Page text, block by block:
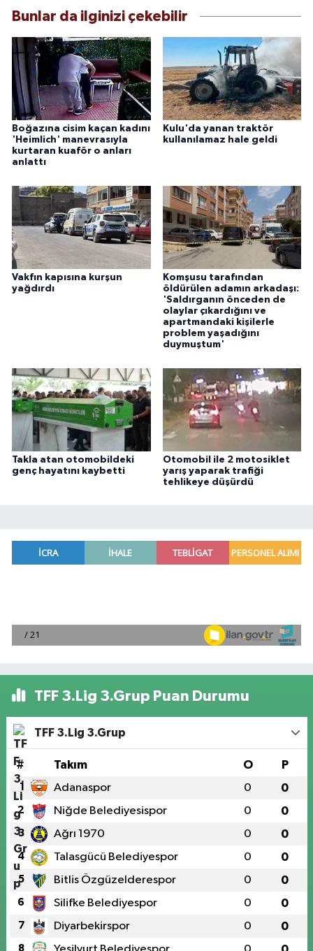
Bunlar da ilginizi çekebilir
Boğazına cisim kaçan kadını
'Heimlich' manevrasıyla
kurtaran kuaför o anları
anlattı
Kulu'da yanan traktör
kullanılamaz hale geldi
Vakfın kapısına kurşun
yağdırdı
Komşusu tarafından
öldürülen adamın arkadaşı:
'Saldırganın önceden de
olaylar çıkardığını ve
apartmandaki kişilerle
problem yaşadığını
duymuştum'
Takla atan otomobildeki
genç hayatını kaybetti
Otomobil ile 2 motosiklet
yarış yaparak trafiği
tehlikeye düşürdü
TFF 3.Lig 3.Grup Puan Durumu
TFF 3.Lig 3.Grup
# Takım O P
1 Adanaspor 0 0
2 Niğde Belediyesispor 0 0
3 Ağrı 1970 0 0
4 Talasgücü Belediyespor 0 0
5 Bitlis Özgüzelderespor 0 0
6 Silifke Belediyespor 0 0
7 Diyarbekirspor 0 0
8